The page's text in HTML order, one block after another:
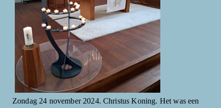
Zondag 24 november 2024. Christus Koning. Het was een